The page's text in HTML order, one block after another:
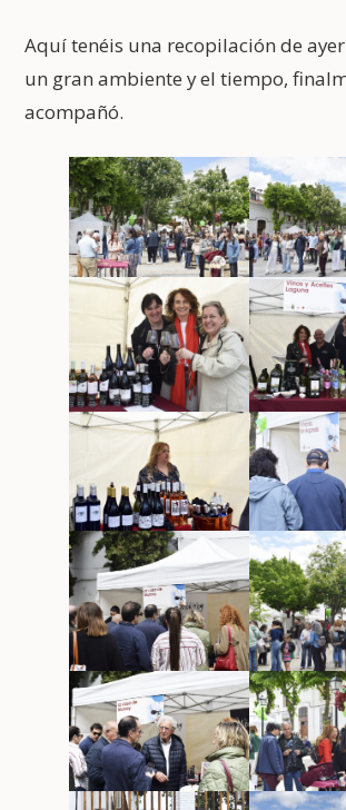
Aquí tenéis una recopilación de
un gran ambiente y el tiempo,
acompañó.